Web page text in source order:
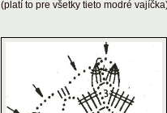
(platí to pre všetky tieto modré